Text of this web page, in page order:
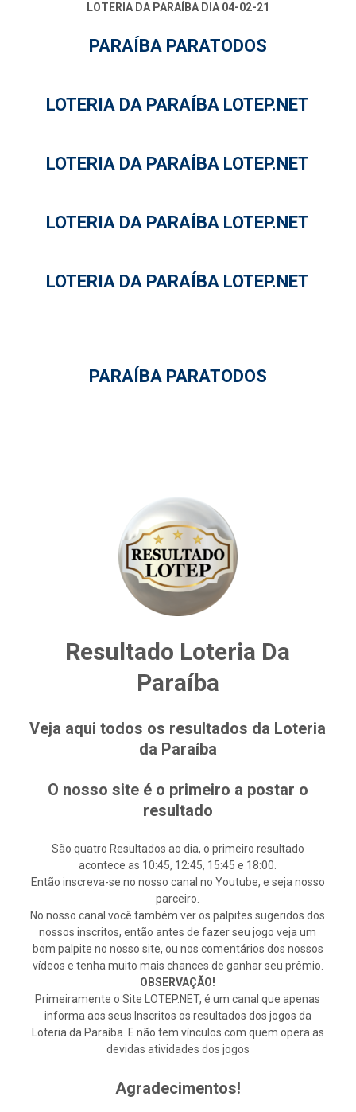
LOTERIA DA PARAÍBA DIA 04-02-21
PARAÍBA PARATODOS
LOTERIA DA PARAÍBA LOTEP.NET
LOTERIA DA PARAÍBA LOTEP.NET
LOTERIA DA PARAÍBA LOTEP.NET
LOTERIA DA PARAÍBA LOTEP.NET
PARAÍBA PARATODOS
Resultado Loteria Da
Paraíba
Veja aqui todos os resultados da Loteria
da Paraíba
O nosso site é o primeiro a postar o
resultado
São quatro Resultados ao dia, o primeiro resultado
acontece as 10:45, 12:45, 15:45 e 18:00.
Então inscreva-se no nosso canal no Youtube, e seja nosso
parceiro.
No nosso canal você também ver os palpites sugeridos dos
nossos inscritos, então antes de fazer seu jogo veja um
bom palpite no nosso site, ou nos comentários dos nossos
vídeos e tenha muito mais chances de ganhar seu prêmio.
OBSERVAÇÃO!
Primeiramente o Site LOTEP.NET, é um canal que apenas
informa aos seus Inscritos os resultados dos jogos da
Loteria da Paraíba. E não tem vínculos com quem opera as
devidas atividades dos jogos
Agradecimentos!